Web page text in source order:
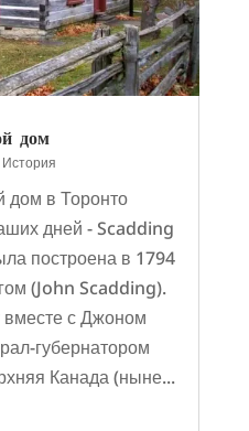
дом
История
в Торонто
дней - Scadding
построена в 1794
(John Scadding).
с Джоном
губернатором
Канада (ныне...